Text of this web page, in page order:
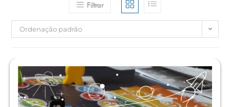
Filtrar
Ordenação padrão